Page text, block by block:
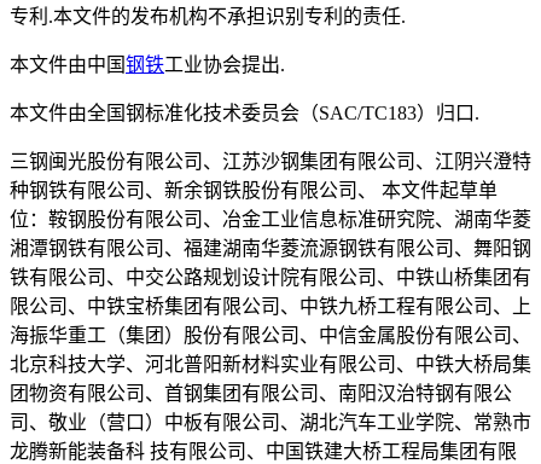
专利.本文件的发布机构不承担识别专利的责任.
本文件由中国钢铁工业协会提出.
本文件由全国钢标准化技术委员会（SAC/TC183）归口.
三钢闽光股份有限公司、江苏沙钢集团有限公司、江阴兴澄特
种钢铁有限公司、新余钢铁股份有限公司、 本文件起草单
位：鞍钢股份有限公司、冶金工业信息标准研究院、湖南华菱
湘潭钢铁有限公司、福建湖南华菱流源钢铁有限公司、舞阳钢
铁有限公司、中交公路规划设计院有限公司、中铁山桥集团有
限公司、中铁宝桥集团有限公司、中铁九桥工程有限公司、上
海振华重工（集团）股份有限公司、中信金属股份有限公司、
北京科技大学、河北普阳新材料实业有限公司、中铁大桥局集
团物资有限公司、首钢集团有限公司、南阳汉治特钢有限公
司、敬业（营口）中板有限公司、湖北汽车工业学院、常熟市
龙腾新能装备科 技有限公司、中国铁建大桥工程局集团有限